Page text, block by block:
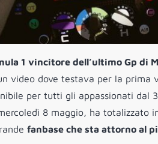
1 vincitore dell’ultimo Gp di
video dove testava per la prima
per tutti gli appassionati dal
8 maggio, ha totalizzato
fanbase che sta attorno al